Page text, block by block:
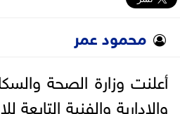
محمود عمر
أعلنت وزارة الصحة
والإدارية والفنية التابعة